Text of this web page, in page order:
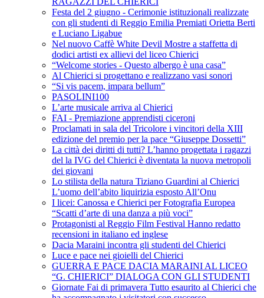
Festa del 2 giugno - Cerimonie istituzionali realizzate
con gli studenti di Reggio Emilia Premiati Orietta Berti
e Luciano Ligabue
Nel nuovo Caffè White Devil Mostre a staffetta di
dodici artisti ex allievi del liceo Chierici
“Welcome stories - Questo albergo è una casa”
Al Chierici si progettano e realizzano vasi sonori
“Si vis pacem, impara bellum”
PASOLINI100
L’arte musicale arriva al Chierici
FAI - Premiazione apprendisti ciceroni
Proclamati in sala del Tricolore i vincitori della XIII
edizione del premio per la pace “Giuseppe Dossetti”
La città dei diritti di tutti? L’hanno progettata i ragazzi
del la IVG del Chierici è diventata la nuova metropoli
dei giovani
Lo stilista della natura Tiziano Guardini al Chierici
L’uomo dell’abito liquirizia esposto All’Onu
I licei: Canossa e Chierici per Fotografia Europea
“Scatti d’arte di una danza a più voci”
Protagonisti al Reggio Film Festival Hanno redatto
recensioni in italiano ed inglese
Dacia Maraini incontra gli studenti del Chierici
Luce e pace nei gioielli del Chierici
GUERRA E PACE DACIA MARAINI AL LICEO
“G. CHIERICI” DIALOGA CON GLI STUDENTI
Giornate Fai di primavera Tutto esaurito al Chierici che